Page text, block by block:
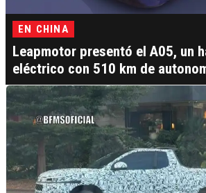
EN CHINA
Leapmotor presentó el A05, un
eléctrico con 510 km de